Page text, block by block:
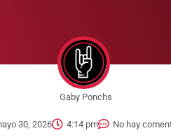
Gaby Ponchs
30, 2026 4:14 pm No hay